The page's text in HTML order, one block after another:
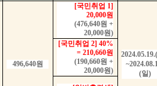
496,640원
[국민취업 1]
20,000원
(476,640원 +
20,000원)
2024.05.19.(
(일)
[국민취업 2] 40%
= 210,660원
(190,660원 +
20,000원)